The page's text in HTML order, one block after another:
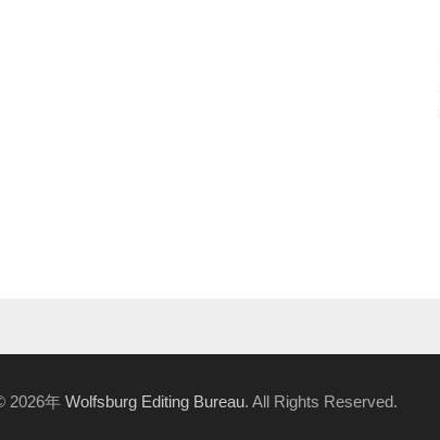
2026年 Wolfsburg Editing Bureau. All Rights Reserved.